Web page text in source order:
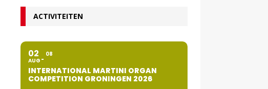
ACTIVITEITEN
02
AUG
08
INTERNATIONAL MARTINI ORGAN
COMPETITION GRONINGEN 2026